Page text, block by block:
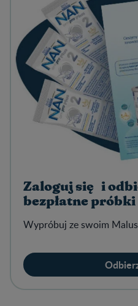
Zaloguj się i
bezpłatne próbki
Wypróbuj ze swoim